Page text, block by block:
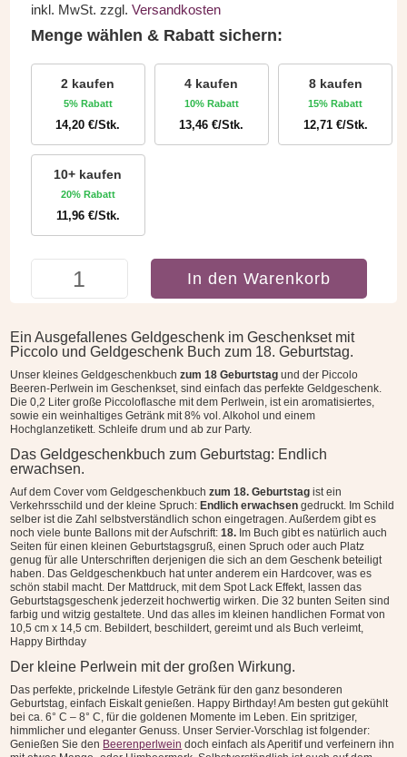
inkl. MwSt. zzgl. Versandkosten
Menge wählen & Rabatt sichern:
2 kaufen
5% Rabatt
14,20€/Stk.
4 kaufen
10% Rabatt
13,46€/Stk.
8 kaufen
15% Rabatt
12,71 €/Stk.
10+ kaufen
20% Rabatt
11,96 €/Stk.
Geschenkset
Geburtstag
mit
Geldgeschenk
Buch
und
Piccolo
Menge
In den Warenkorb
Ein Ausgefallenes Geldgeschenk im Geschenkset mit
Piccolo und Geldgeschenk Buch zum 18. Geburtstag.
Unser kleines Geldgeschenkbuchzum 18 Geburtstagund der Piccolo
Beeren-Perlwein im Geschenkset, sind einfach das perfekte Geldgeschenk.
Die 0,2 Liter große Piccoloflasche mit dem Perlwein, ist ein aromatisiertes,
sowie ein weinhaltiges Getränk mit 8% vol. Alkohol und einem
Hochglanzetikett. Schleife drum und ab zur Party.
Das Geldgeschenkbuch zum Geburtstag: Endlich
erwachsen.
Auf dem Cover vom Geldgeschenkbuchzum 18. Geburtstag ist ein
Verkehrsschild und der kleine Spruch: Endlich erwachsen gedruckt. Im Schild
selber ist die Zahl selbstverständlich schon eingetragen. Außerdem gibt es
noch viele bunte Ballons mit der Aufschrift:18. Im Buch gibt es natürlich auch
Seiten für einen kleinen Geburtstagsgruß, einen Spruch oder auch Platz
genug für alle Unterschriften derjenigen die sich an dem Geschenk beteiligt
haben. DasGeldgeschenkbuch hat unter anderem ein Hardcover, was es
schön stabil macht. Der Mattdruck, mit dem Spot Lack Effekt, lassen das
Geburtstagsgeschenk jederzeit hochwertig wirken. Die 32 bunten Seiten sind
farbig und witzig gestaltete. Und das alles im kleinen handlichen Format von
10,5 cm x 14,5 cm. Bebildert, beschildert, gereimt und als Buch verleimt,
Happy Birthday
Der kleine Perlwein mit der großen Wirkung.
Das perfekte, prickelnde Lifestyle Getränk für den ganz besonderen
Geburtstag, einfach Eiskalt genießen. Happy Birthday! Am besten gut gekühlt
bei ca. 6° C – 8° C, für die goldenen Momente im Leben. Ein spritziger,
himmlicher und eleganter Genuss. Unser Servier-Vorschlag ist folgender:
Genießen Sie den Beerenperlwein doch einfach als Aperitif und verfeinern ihn